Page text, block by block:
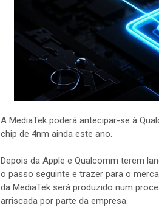
A MediaTek poderá antecipar-se à
chip de 4nm ainda este ano.
Depois da Apple e Qualcomm terem
o passo seguinte e trazer para o
da MediaTek será produzido num
arriscada por parte da empresa.